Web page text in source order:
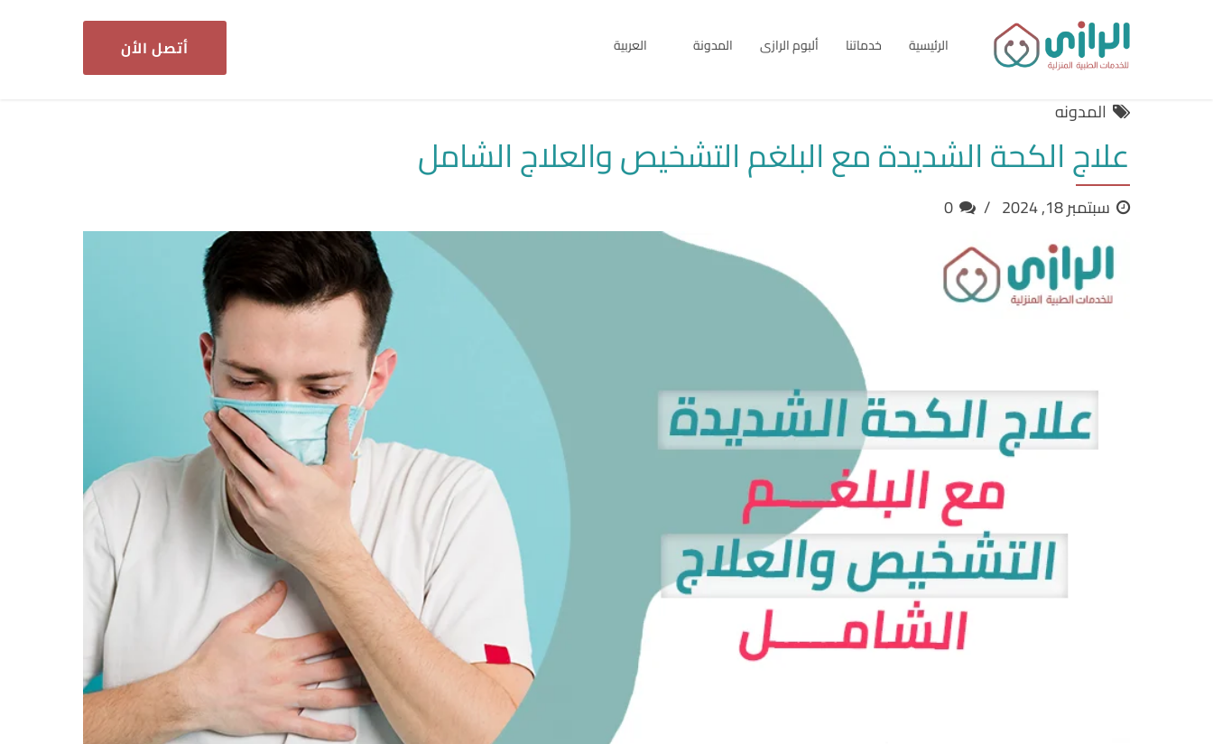
أتصل الأن الرئيسية خدماتنا ألبوم الرازى المدونة العربية
المدونه
علاج الكحة الشديدة مع البلغم التشخيص والعلاج الشامل
سبتمبر 18, 2024 0